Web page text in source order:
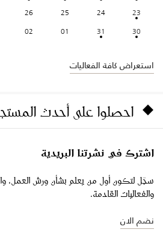
23
24
25
26
30
31
01
02
استعراض كافة الفعاليات
احصلوا على أحدث
اشترك في نشرتنا البريدية
سجّل لتكون أول من يعلم بشأن ورش العمل،
والفعاليات القادمة.
نضم الان